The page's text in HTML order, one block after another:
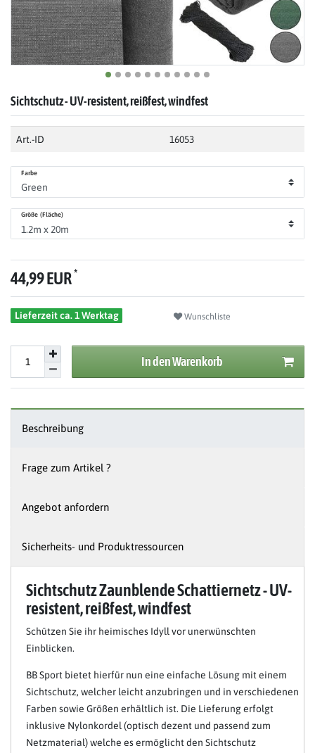
Sichtschutz - UV-resistent, reißfest, windfest
Art.-ID 16053
Farbe
Größe (Fläche)
44,99 EUR*
Lieferzeit ca. 1 Werktag Wunschliste
In den Warenkorb
Beschreibung
Frage zum Artikel ?
Angebot anfordern
Sicherheits- und Produktressourcen
Sichtschutz Zaunblende Schattiernetz - UV-
resistent, reißfest, windfest
Schützen Sie ihr heimisches Idyll vor unerwünschten
Einblicken.
BB Sport bietet hierfür nun eine einfache Lösung mit einem
Sichtschutz, welcher leicht anzubringen und in verschiedenen
Farben sowie Größen erhältlich ist. Die Lieferung erfolgt
inklusive Nylonkordel (optisch dezent und passend zum
Netzmaterial) welche es ermöglicht den Sichtschutz